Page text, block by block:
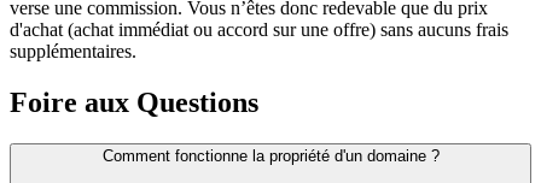
verse une commission. Vous n’êtes donc redevable que du prix
d'achat (achat immédiat ou accord sur une offre) sans aucuns frais
supplémentaires.
Foire aux Questions
Comment fonctionne la propriété d'un domaine ?